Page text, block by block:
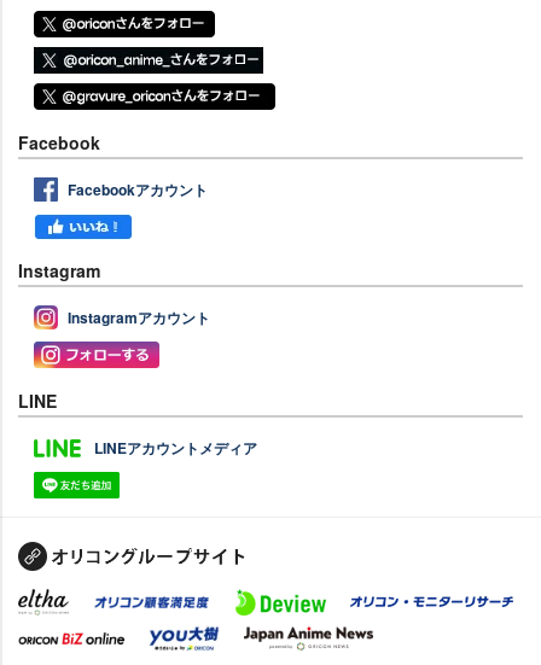
Facebook
Facebookアカウント
Instagram
Instagramアカウント
LINE
LINEアカウントメディア